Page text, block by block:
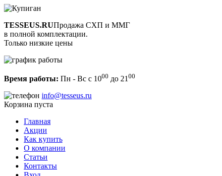
TESSEUS.RUПродажа СХП и ММГ
в полной комплектации.
Только низкие цены
Время работы: Пн - Вс с 1000 до 21 00
info@tesseus.ru
Корзина пуста
Главная
Акции
Как купить
О компании
Статьи
Контакты